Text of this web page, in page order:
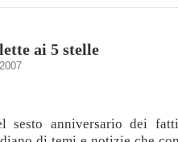
ai 5 stelle
sesto anniversario dei